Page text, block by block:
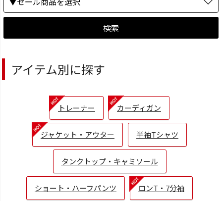
検索
アイテム別に探す
トレーナー カーディガン
ジャケット・アウター 半袖Tシャツ
タンクトップ・キャミソール
ショート・ハーフパンツ ロンT・7分袖